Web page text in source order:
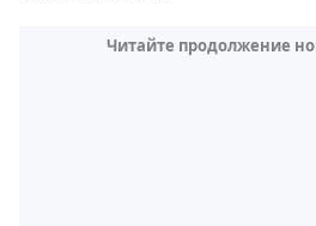
Читайте продолжение